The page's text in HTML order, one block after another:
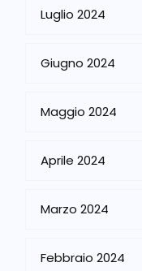
Luglio 2024
Giugno 2024
Maggio 2024
Aprile 2024
Marzo 2024
Febbraio 2024